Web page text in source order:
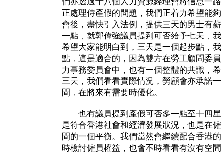
正處理侍產假的問題，我們正着力希望能
會後，盡快引入法例，提供三天的男士有
一點，就郭偉強議員提到可否給予七天，
希望大家能明白到，三天是一個起步點，
點，這是適合的，因為雙方在勞工顧問委
力事務委員會中，也有一個整體的共識，
三天，我們看看實際情況，勞顧會亦承諾
間，在將來有需要時優化。
也有議員提到產假可否多一點至十四星
是符合香港社會和經濟發展狀況，也是在
間的一個平衡。我們當然會繼續配合香港
時檢討僱員權益，也會不時看看有沒有空